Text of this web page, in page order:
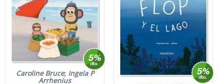
Caroline Bruce; Ingela P
Arrhenius